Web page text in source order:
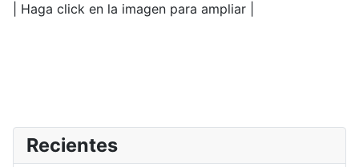
| Haga click en la imagen para ampliar |
Recientes